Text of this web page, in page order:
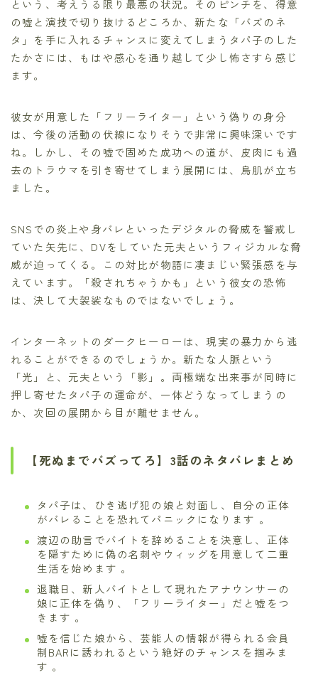
という、考えうる限り最悪の状況。そのピンチを、得意
の嘘と演技で切り抜けるどころか、新たな「バズのネ
タ」を手に入れるチャンスに変えてしまうタパ子のした
たかさには、もはや感心を通り越して少し怖さすら感じ
ます。
彼女が用意した「フリーライター」という偽りの身分
は、今後の活動の伏線になりそうで非常に興味深いです
ね。しかし、その嘘で固めた成功への道が、皮肉にも過
去のトラウマを引き寄せてしまう展開には、鳥肌が立ち
ました。
SNSでの炎上や身バレといったデジタルの脅威を警戒し
ていた矢先に、DVをしていた元夫というフィジカルな脅
威が迫ってくる。この対比が物語に凄まじい緊張感を与
えています。「殺されちゃうかも」という彼女の恐怖
は、決して大袈裟なものではないでしょう。
インターネットのダークヒーローは、現実の暴力から逃
れることができるのでしょうか。新たな人脈という
「光」と、元夫という「影」。両極端な出来事が同時に
押し寄せたタパ子の運命が、一体どうなってしまうの
か、次回の展開から目が離せません。
【死ぬまでバズってろ】3話のネタバレまとめ
タパ子は、ひき逃げ犯の娘と対面し、自分の正体
がバレることを恐れてパニックになります 。
渡辺の助言でバイトを辞めることを決意し、正体
を隠すために偽の名刺やウィッグを用意して二重
生活を始めます 。
退職日、新人バイトとして現れたアナウンサーの
娘に正体を偽り、「フリーライター」だと嘘をつ
きます 。
嘘を信じた娘から、芸能人の情報が得られる会員
制BARに誘われるという絶好のチャンスを掴みま
す 。